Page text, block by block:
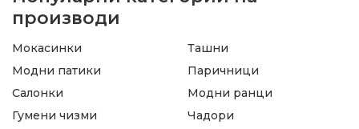
производи
Мокасинки
Модни патики
Салонки
Гумени чизми
Ташни
Паричници
Модни ранци
Чадори